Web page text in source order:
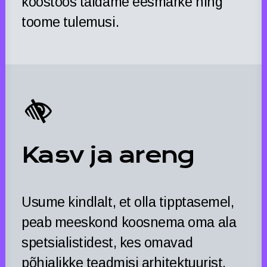
toome tulemusi.
Kasv ja areng
Usume kindlalt, et olla tipptasemel,
peab meeskond koosnema oma ala
spetsialistidest, kes omavad
põhjalikke teadmisi arhitektuurist,